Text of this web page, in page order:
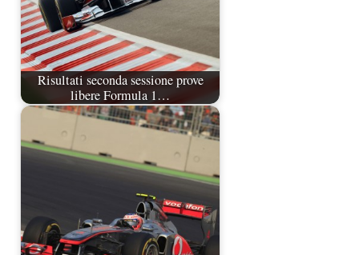
Risultati seconda sessione prove
libere Formula 1…